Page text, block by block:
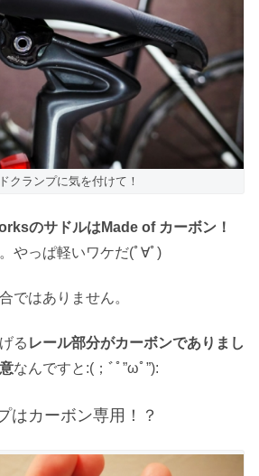
クランプに気を付けて！
のサドルはMade of カーボン！
やっぱ軽いワケだ(ﾟ∀ﾟ)
ではありません。
る レール部分がカーボンでありまし
なんですと:(；ﾞﾟ”ωﾟ”):
はカーボン専用！？